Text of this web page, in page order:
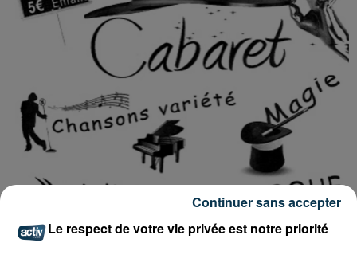
Le respect de votre vie privée est notre priorité
Continuer sans accepter